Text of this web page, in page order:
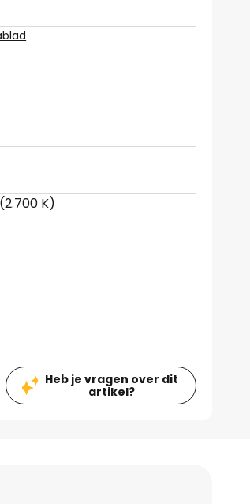
K)
Heb je vragen over dit
artikel?